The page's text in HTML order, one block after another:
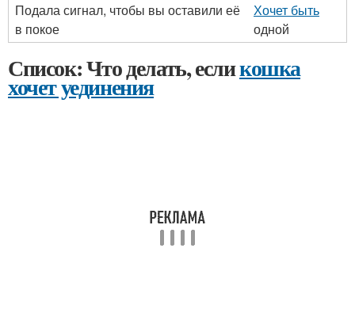
Подала сигнал, чтобы вы оставили её
в покое
Хочет быть
одной
Список: Что делать, есликошка
хочет уединения